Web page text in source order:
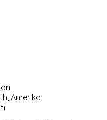
Amerika